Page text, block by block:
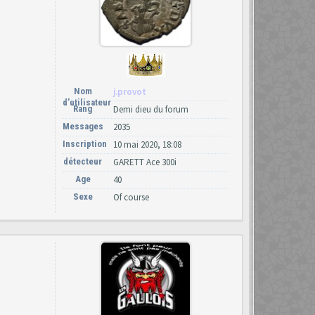
Nom
d’utilisateur
j.provot
Rang Demi dieu du forum
Messages 2035
Inscription 10 mai 2020, 18:08
détecteur GARETT Ace 300i
Age 40
Sexe Of course